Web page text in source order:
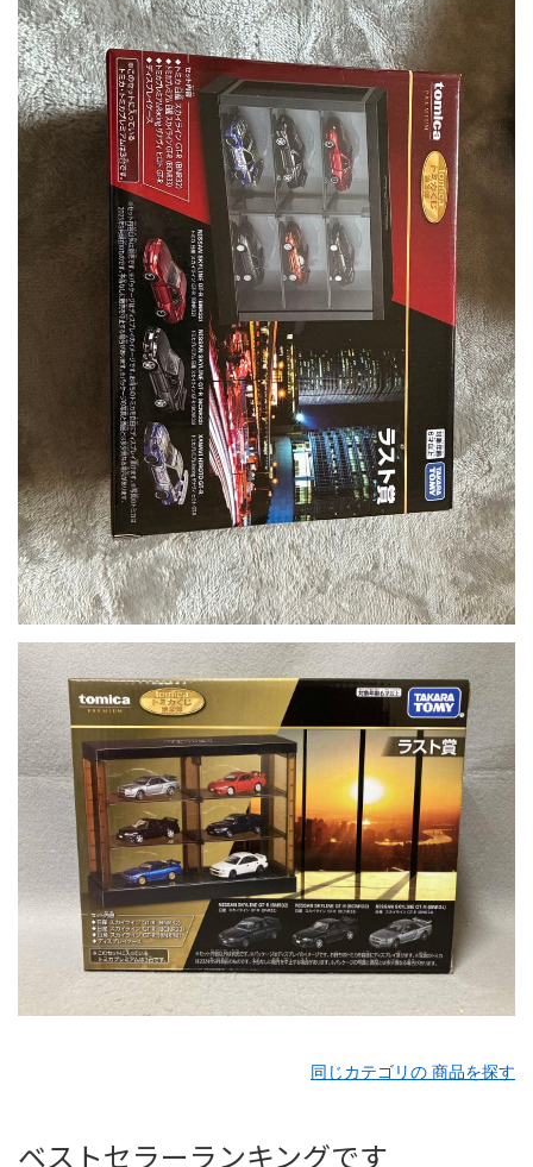
同じカテゴリの 商品を探す
ベストセラーランキングです